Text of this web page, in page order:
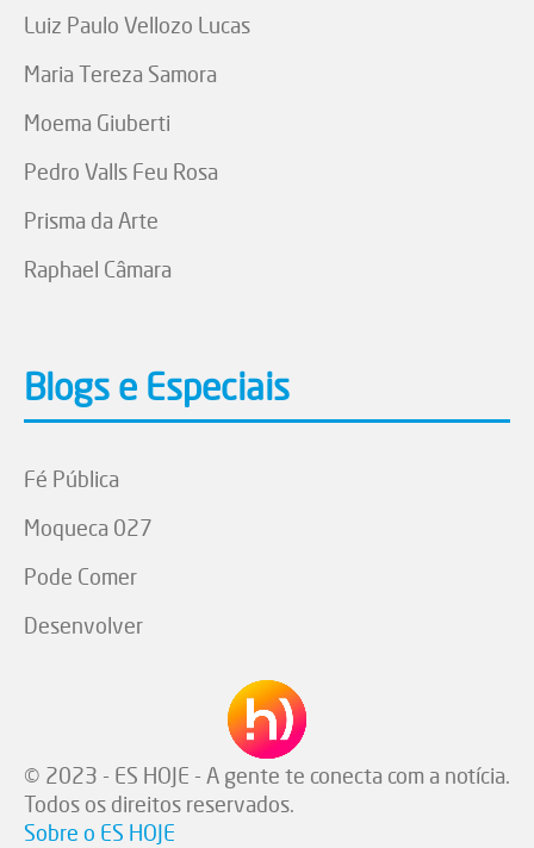
Luiz Paulo Vellozo Lucas
Maria Tereza Samora
Moema Giuberti
Pedro Valls Feu Rosa
Prisma da Arte
Raphael Câmara
Blogs e Especiais
Fé Pública
Moqueca 027
Pode Comer
Desenvolver
© 2023 - ES HOJE - A gente te conecta com a notícia.
Todos os direitos reservados.
Sobre o ES HOJE